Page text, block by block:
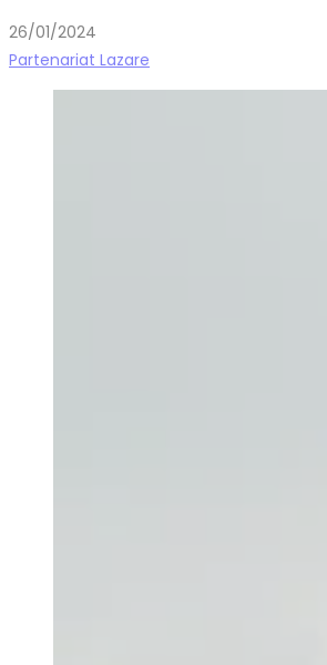
26/01/2024
Partenariat Lazare